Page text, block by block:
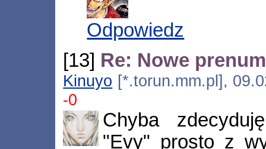
Odpowiedz
[13] Re: Nowe
Kinuyo [*.torun.mm.pl],
-0
Chyba
"Evy" prosto z